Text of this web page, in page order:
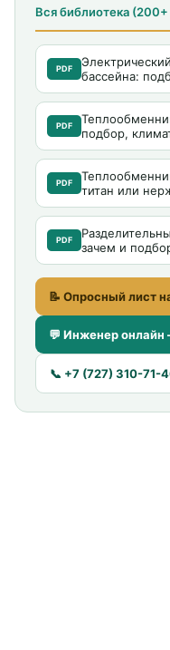
Вся библиотека
PDF
бассейна:
PDF
подбор,
PDF
титан или
PDF
зачем и
📝 Опросный лист
💬 Инженер онлайн
📞 +7 (727) 310-71-